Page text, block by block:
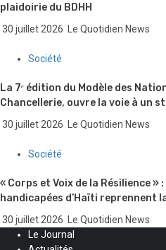
plaidoirie du BDHH
30 juillet 2026 Le Quotidien News
Société
La 7ᵉ édition du Modèle des
Chancellerie, ouvre la voie à un
30 juillet 2026 Le Quotidien News
Société
« Corps et Voix de la Résilience »
handicapées d’Haïti reprennent
30 juillet 2026
Le Quotidien News
Le Journal